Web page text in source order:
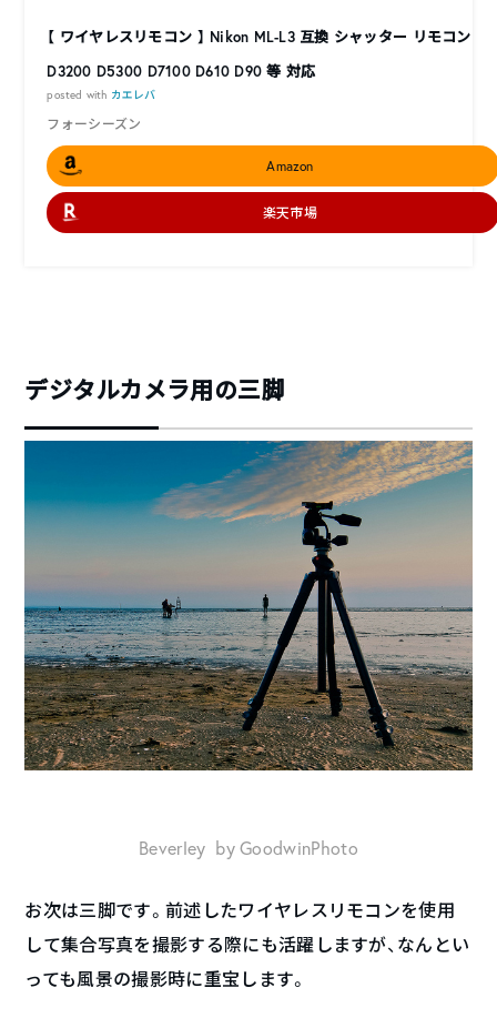
【 ワイヤレスリモコン 】 Nikon ML-L3 互換 シャッター リモコン
D3200 D5300 D7100 D610 D90 等 対応
posted with カエレバ
フォーシーズン
Amazon
楽天市場
デジタルカメラ用の三脚
Beverley by GoodwinPhoto
お次は三脚です。前述したワイヤレスリモコンを使用
して集合写真を撮影する際にも活躍しますが、なんとい
っても風景の撮影時に重宝します。